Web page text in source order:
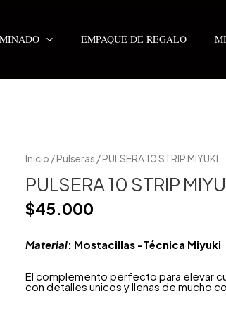
EMPAQUE DE REGALO
Inicio /Pulseras / PULSERA 10 STRIP MIYUKI
PULSERA 10 STRIP
$45.000
Material: Mostacillas -Técnica Miyuki
El complemento perfecto para elevar
con detalles unicos y llenas de mucho
PULSERA
STRIP
MIYUKI
cantidad